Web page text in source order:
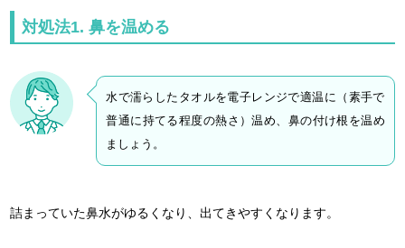
対処法1. 鼻を温める
水で濡らしたタオルを電子レンジで適温に（素手で
普通に持てる程度の熱さ）温め、鼻の付け根を温め
ましょう。
詰まっていた鼻水がゆるくなり、出てきやすくなります。